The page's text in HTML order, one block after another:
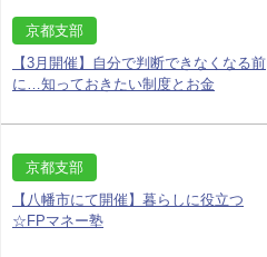
京都支部
【3月開催】自分で判断できなくなる前
に…知っておきたい制度とお金
京都支部
【八幡市にて開催】暮らしに役立つ
☆FPマネー塾